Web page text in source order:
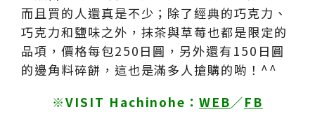
而且買的人還真是不少；除了經典的巧克力、
巧克力和鹽味之外，抹茶與草莓也都是限定的
品項，價格每包250日圓，另外還有150日圓
的邊角料碎餅，這也是滿多人搶購的喲！^^
※VISIT Hachinohe：WEB／FB